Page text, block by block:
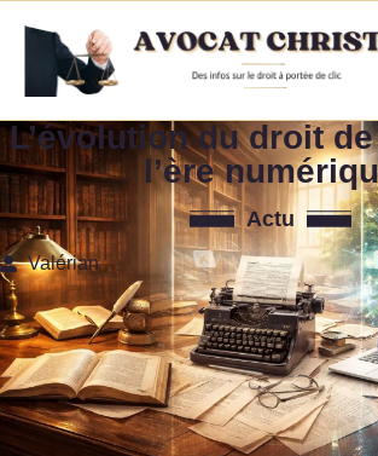
L’évolution du droit
l’ère
Actu
Valérian